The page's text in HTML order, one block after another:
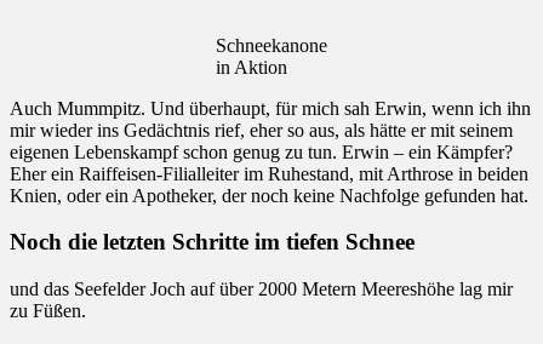
Schneekanone
in Aktion
Auch Mummpitz. Und überhaupt, für mich sah Erwin, wenn ich ihn
mir wieder ins Gedächtnis rief, eher so aus, als hätte er mit seinem
eigenen Lebenskampf schon genug zu tun. Erwin – ein Kämpfer?
Eher ein Raiffeisen-Filialleiter im Ruhestand, mit Arthrose in beiden
Knien, oder ein Apotheker, der noch keine Nachfolge gefunden hat.
Noch die letzten Schritte im tiefen Schnee
und das Seefelder Joch auf über 2000 Metern Meereshöhe lag mir
zu Füßen.